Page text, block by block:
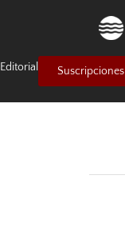
Editorial Suscripciones